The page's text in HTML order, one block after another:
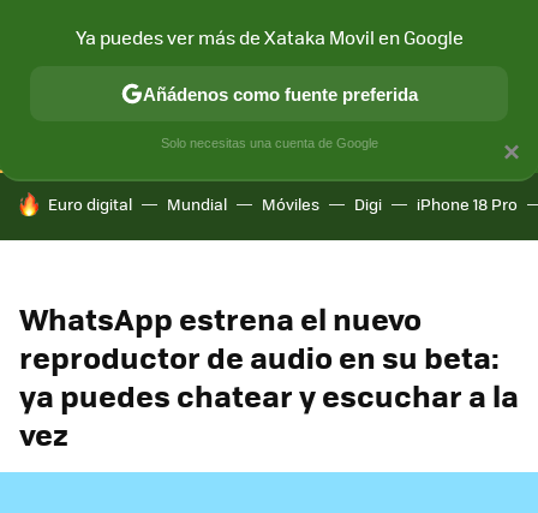
CONECTIVIDAD MÓVIL Y SOCIEDAD APLICACIONES
HOY SE HABLA DE
Euro digital Mundial Móviles Digi iPhone 18 Pro
WhatsApp estrena el nuevo
reproductor de audio en su beta:
ya puedes chatear y escuchar a la
vez
×
Ya puedes ver más de Xataka Movil en Google
Añádenos como fuente preferida
Solo necesitas una cuenta de Google